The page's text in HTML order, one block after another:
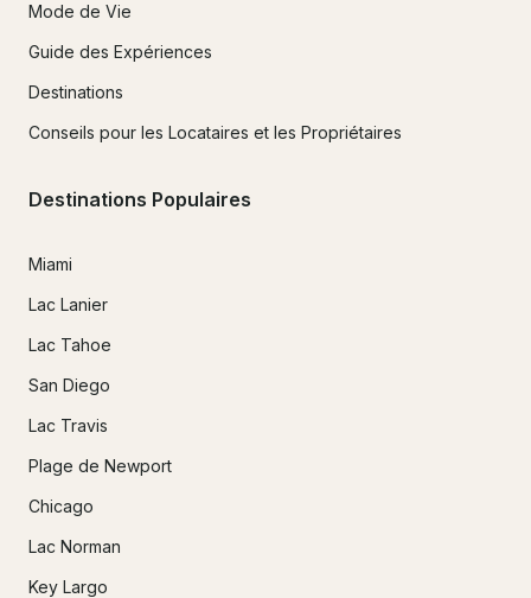
Mode de Vie
Guide des Expériences
Destinations
Conseils pour les Locataires et les Propriétaires
Destinations Populaires
Miami
Lac Lanier
Lac Tahoe
San Diego
Lac Travis
Plage de Newport
Chicago
Lac Norman
Key Largo